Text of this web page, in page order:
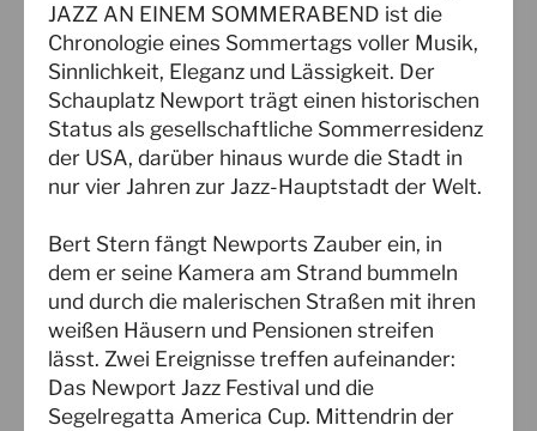
JAZZ AN EINEM SOMMERABEND ist die
Chronologie eines Sommertags voller Musik,
Sinnlichkeit, Eleganz und Lässigkeit. Der
Schauplatz Newport trägt einen historischen
Status als gesellschaftliche Sommerresidenz
der USA, darüber hinaus wurde die Stadt in
nur vier Jahren zur Jazz-Hauptstadt der Welt.
Bert Stern fängt Newports Zauber ein, in
dem er seine Kamera am Strand bummeln
und durch die malerischen Straßen mit ihren
weißen Häusern und Pensionen streifen
lässt. Zwei Ereignisse treffen aufeinander:
Das Newport Jazz Festival und die
Segelregatta America Cup. Mittendrin der